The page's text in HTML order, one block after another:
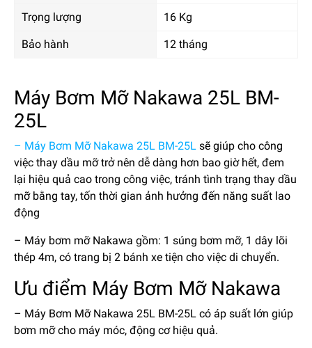
Trọng lượng 16 Kg
Bảo hành 12 tháng
Máy Bơm Mỡ Nakawa 25L BM-
25L
– Máy Bơm Mỡ Nakawa 25L BM-25L sẽ giúp cho công
việc thay dầu mỡ trở nên dễ dàng hơn bao giờ hết, đem
lại hiệu quả cao trong công việc, tránh tình trạng thay dầu
mỡ bằng tay, tốn thời gian ảnh hưởng đến năng suất lao
động
– Máy bơm mỡ Nakawa gồm: 1 súng bơm mỡ, 1 dây lõi
thép 4m, có trang bị 2 bánh xe tiện cho việc di chuyển.
Ưu điểm Máy Bơm Mỡ Nakawa
– Máy Bơm Mỡ Nakawa 25L BM-25L có áp suất lớn giúp
bơm mỡ cho máy móc, động cơ hiệu quả.